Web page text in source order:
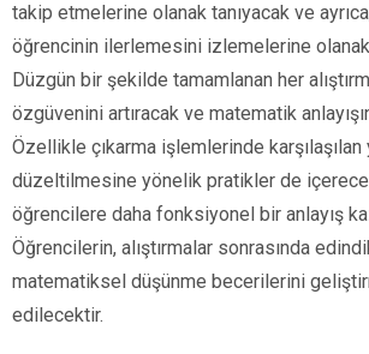
takip etmelerine olanak tanıyacak ve
öğrencinin ilerlemesini izlemelerine olanak
Düzgün bir şekilde tamamlanan her
özgüvenini artıracak ve matematik
Özellikle çıkarma işlemlerinde karşılaşılan
düzeltilmesine yönelik pratikler de
öğrencilere daha fonksiyonel bir anlayış
Öğrencilerin, alıştırmalar sonrasında
matematiksel düşünme becerilerini
edilecektir.